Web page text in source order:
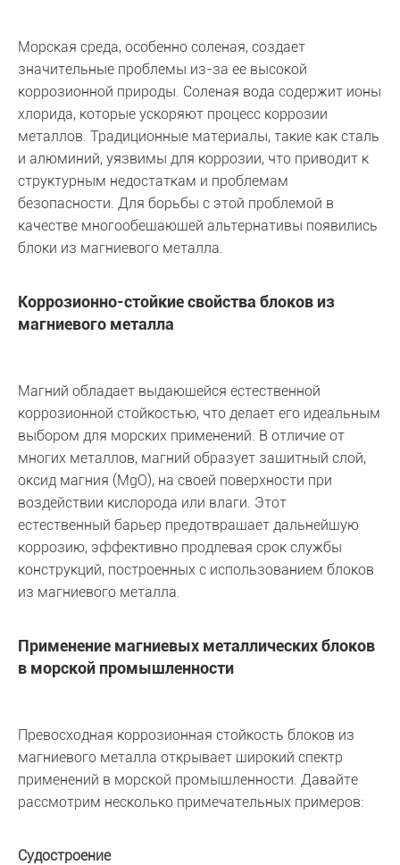
Морская среда, особенно соленая, создает
значительные проблемы из-за ее высокой
коррозионной природы. Соленая вода содержит ионы
хлорида, которые ускоряют процесс коррозии
металлов. Традиционные материалы, такие как сталь
и алюминий, уязвимы для коррозии, что приводит к
структурным недостаткам и проблемам
безопасности. Для борьбы с этой проблемой в
качестве многообещающей альтернативы появились
блоки из магниевого металла.
Коррозионно-стойкие свойства блоков из
магниевого металла
Магний обладает выдающейся естественной
коррозионной стойкостью, что делает его идеальным
выбором для морских применений. В отличие от
многих металлов, магний образует защитный слой,
оксид магния (MgO), на своей поверхности при
воздействии кислорода или влаги. Этот
естественный барьер предотвращает дальнейшую
коррозию, эффективно продлевая срок службы
конструкций, построенных с использованием блоков
из магниевого металла.
Применение магниевых металлических блоков
в морской промышленности
Превосходная коррозионная стойкость блоков из
магниевого металла открывает широкий спектр
применений в морской промышленности. Давайте
рассмотрим несколько примечательных примеров:
Судостроение